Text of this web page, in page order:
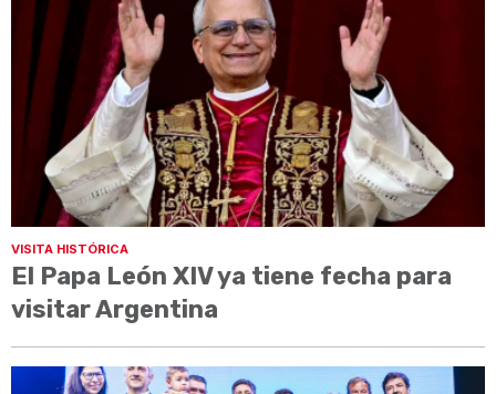
VISITA HISTÓRICA
El Papa León XIV ya tiene fecha para
visitar Argentina